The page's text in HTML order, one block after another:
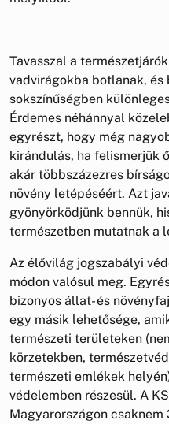
Tavasszal a
vadvirágokba botlanak, és
sokszínűségben
Érdemes néhánnyal
egyrészt, hogy még
kirándulás, ha felismerjük
akár többszázezres
növény letépéséért. Azt
gyönyörködjünk bennük,
természetben mutatnak a
Az élővilág jogszabályi
módon valósul meg.
bizonyos állat- és
egy másik lehetősége,
természeti területeken
körzetekben,
természeti emlékek
védelemben részesül. A
Magyarországon csaknem